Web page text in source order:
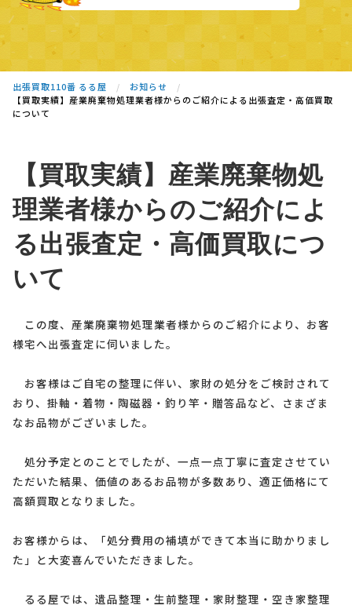
出張買取110番 るる屋
お知らせ
【買取実績】産業廃棄物処理業者様からのご紹介による出張査定・高価買取
について
【買取実績】産業廃棄物処
理業者様からのご紹介によ
る出張査定・高価買取につ
いて
この度、産業廃棄物処理業者様からのご紹介により、お客
様宅へ出張査定に伺いました。
お客様はご自宅の整理に伴い、家財の処分をご検討されて
おり、掛軸・着物・陶磁器・釣り竿・贈答品など、さまざま
なお品物がございました。
処分予定とのことでしたが、一点一点丁寧に査定させてい
ただいた結果、価値のあるお品物が多数あり、適正価格にて
高額買取となりました。
お客様からは、「処分費用の補填ができて本当に助かりまし
た」と大変喜んでいただきました。
るる屋では、遺品整理・生前整理・家財整理・空き家整理